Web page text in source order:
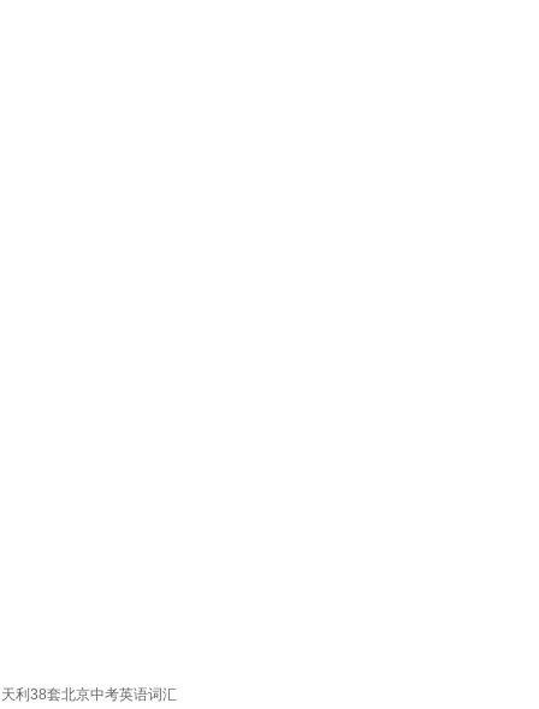
利38套北京中考英语词汇